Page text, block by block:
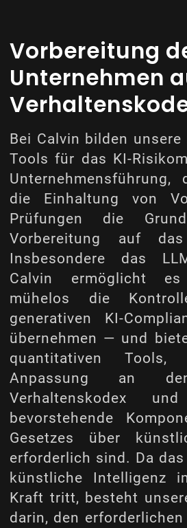
Vorbereitung
Unternehmen
Bei Calvin bilden
Tools für das KI-
Unternehmensführung,
die Einhaltung von
Prüfungen die
Vorbereitung auf das
Insbesondere das
Calvin ermöglicht es
mühelos die
generativen KI-
übernehmen — und
quantitativen
Anpassung an
Verhaltenskodex
bevorstehende
Gesetzes über
erforderlich sind. Da das
künstliche Intelligenz
Kraft tritt, besteht
darin, den